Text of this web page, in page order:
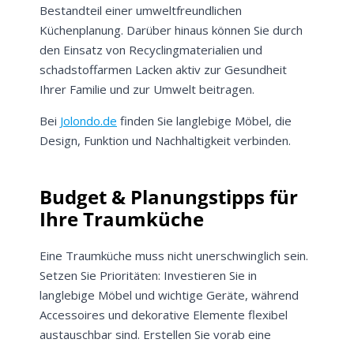
Bestandteil einer umweltfreundlichen
Küchenplanung. Darüber hinaus können Sie durch
den Einsatz von Recyclingmaterialien und
schadstoffarmen Lacken aktiv zur Gesundheit
Ihrer Familie und zur Umwelt beitragen.
Bei Jolondo.de finden Sie langlebige Möbel, die
Design, Funktion und Nachhaltigkeit verbinden.
Budget & Planungstipps für
Ihre Traumküche
Eine Traumküche muss nicht unerschwinglich sein.
Setzen Sie Prioritäten: Investieren Sie in
langlebige Möbel und wichtige Geräte, während
Accessoires und dekorative Elemente flexibel
austauschbar sind. Erstellen Sie vorab eine
Jetzt5% Rabatt
Meinen Code senden
Neuigkeiten und Angebote.
Weitere Informationen darüber, wie wir Ihre Daten für
Marketingkommunikation verarbeiten. Lesen Sie unsere
Datenschutzrichtlinie.